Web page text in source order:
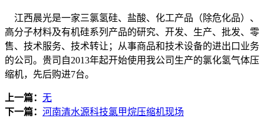
江西晨光是一家三氯氢硅、盐酸、化工产品（除危化品）、
高分子材料及有机硅系列产品的研究、开发、生产、批发、零
售、技术服务、技术转让；从事商品和技术设备的进出口业务
的公司。贵司自2013年起开始使用我公司生产的氯化氢气体压
缩机，先后购进7台。
上一篇： 无
下一篇： 河南清水源科技氯甲烷压缩机现场